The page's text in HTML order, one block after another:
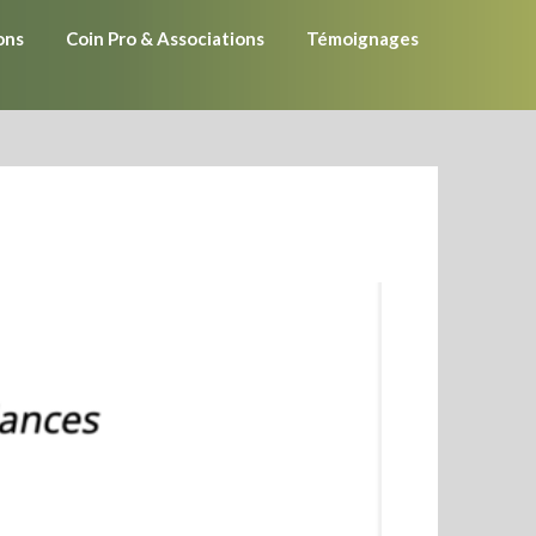
Coin Pro & Associations Témoignages